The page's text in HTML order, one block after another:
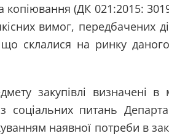
копіювання (ДК 021:2015:
вимог, передбачених
склалися на ринку
закупівлі визначені в
питань
наявної потреби в